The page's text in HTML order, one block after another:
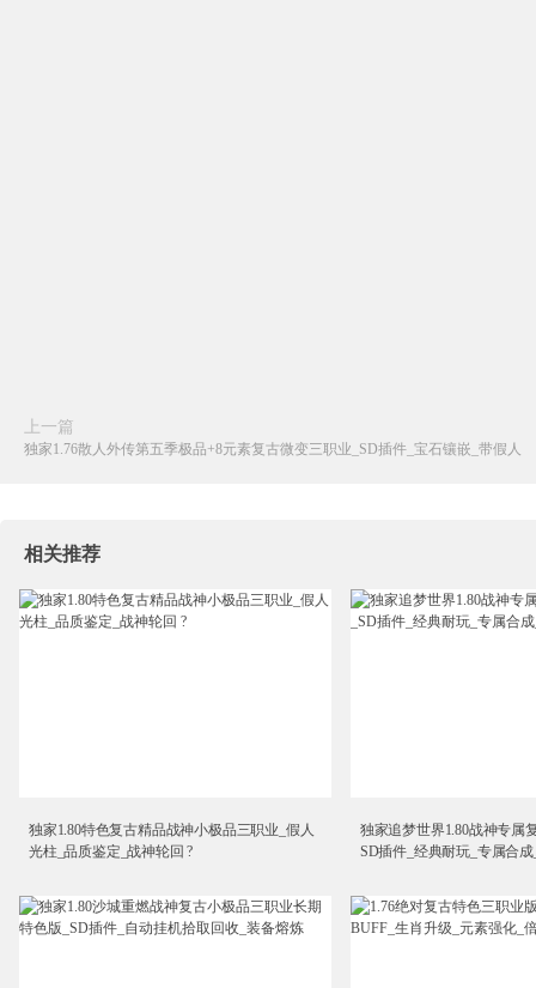
上一篇
独家1.76散人外传第五季极品+8元素复古微变三职业_SD插件_宝石镶嵌_带假人
相关推荐
独家1.80特色复古精品战神小极品三职业_假人
光柱_品质鉴定_战神轮回 ?
独家追梦世界1.80战神专属
SD插件_经典耐玩_专属合